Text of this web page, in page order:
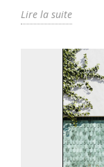
Lire la suite